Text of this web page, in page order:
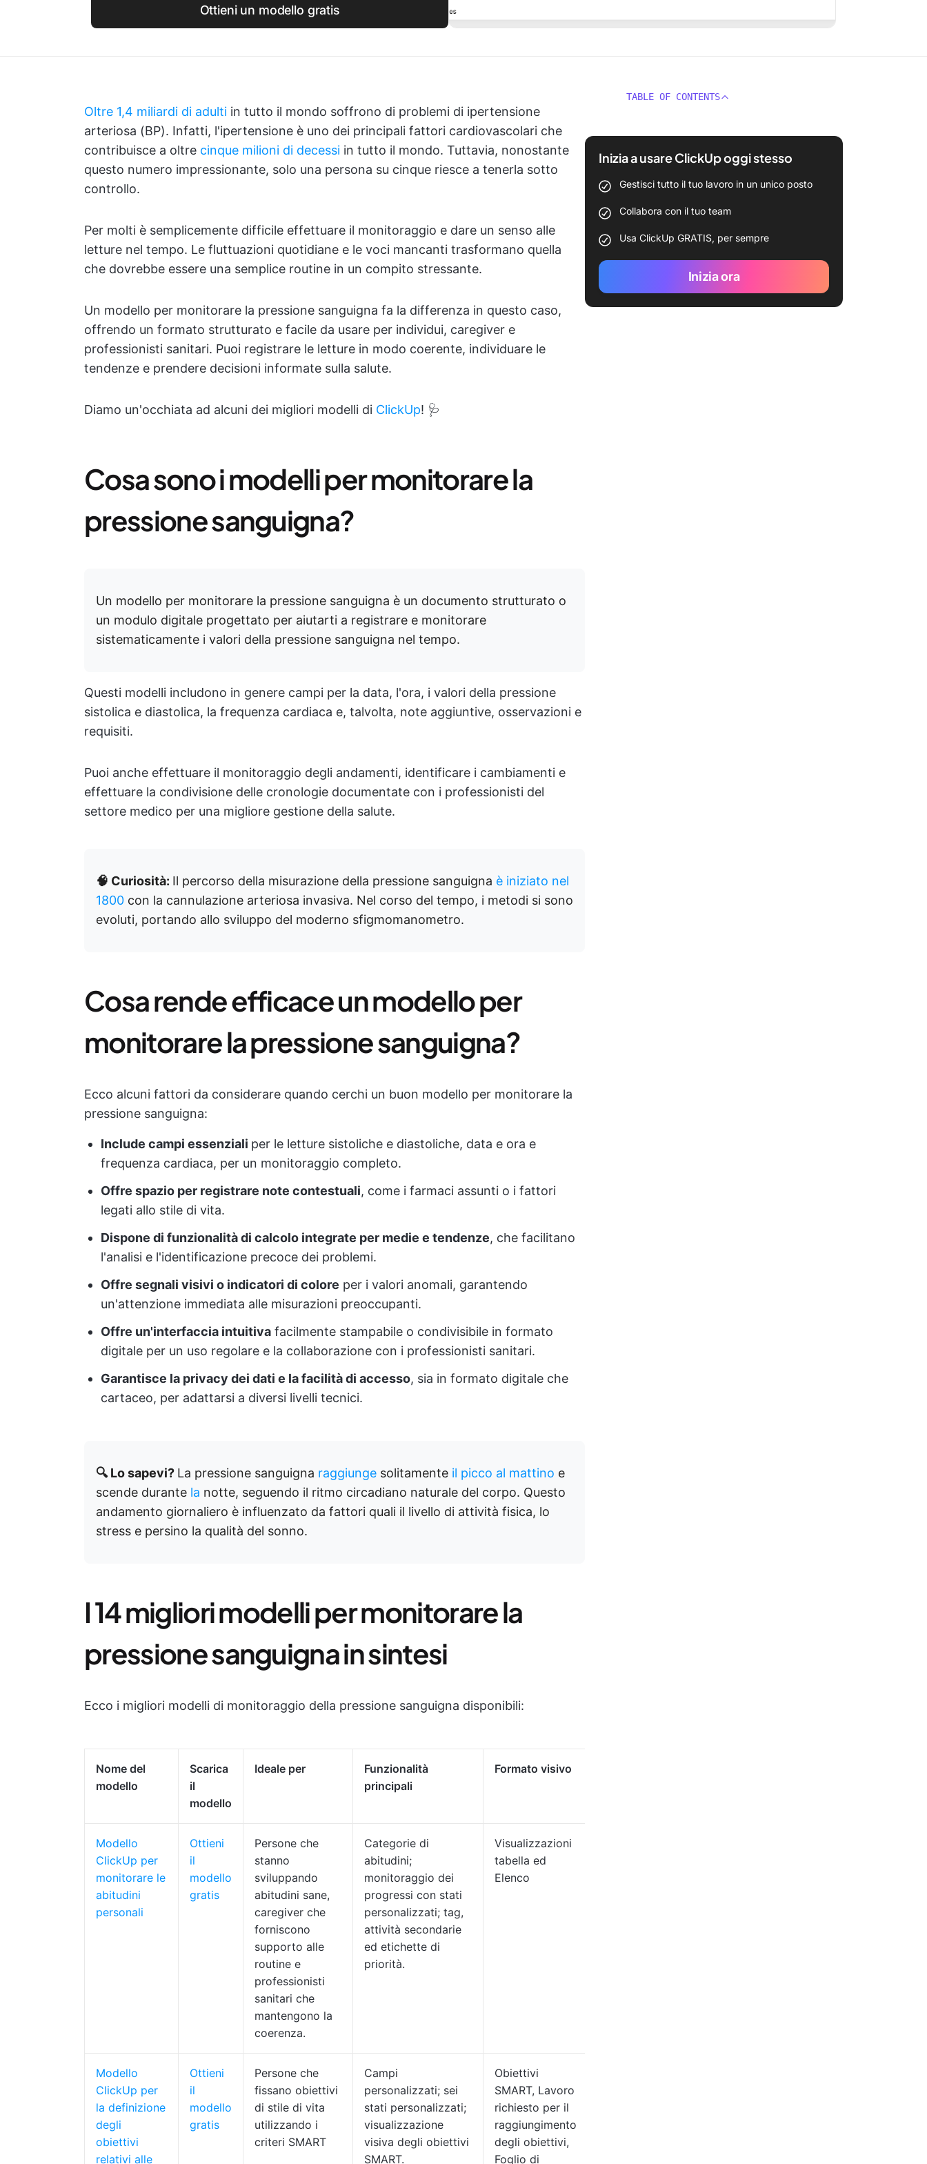
Ottieni un modello gratis
Oltre 1,4 miliardi di adulti in tutto il mondo soffrono di problemi di ipertensione
arteriosa (BP). Infatti, l'ipertensione è uno dei principali fattori cardiovascolari che
contribuisce a oltre cinque milioni di decessi in tutto il mondo. Tuttavia, nonostante
questo numero impressionante, solo una persona su cinque riesce a tenerla sotto
controllo.
Per molti è semplicemente difficile effettuare il monitoraggio e dare un senso alle
letture nel tempo. Le fluttuazioni quotidiane e le voci mancanti trasformano quella
che dovrebbe essere una semplice routine in un compito stressante.
Un modello per monitorare la pressione sanguigna fa la differenza in questo caso,
offrendo un formato strutturato e facile da usare per individui, caregiver e
professionisti sanitari. Puoi registrare le letture in modo coerente, individuare le
tendenze e prendere decisioni informate sulla salute.
Diamo un'occhiata ad alcuni dei migliori modelli di ClickUp! 🩺
Cosa sono i modelli per monitorare la
pressione sanguigna?
Un modello per monitorare la pressione sanguigna è un documento strutturato o
un modulo digitale progettato per aiutarti a registrare e monitorare
sistematicamente i valori della pressione sanguigna nel tempo.
Questi modelli includono in genere campi per la data, l'ora, i valori della pressione
sistolica e diastolica, la frequenza cardiaca e, talvolta, note aggiuntive, osservazioni e
requisiti.
Puoi anche effettuare il monitoraggio degli andamenti, identificare i cambiamenti e
effettuare la condivisione delle cronologie documentate con i professionisti del
settore medico per una migliore gestione della salute.
🧠 Curiosità: Il percorso della misurazione della pressione sanguigna è iniziato nel
1800 con la cannulazione arteriosa invasiva. Nel corso del tempo, i metodi si sono
evoluti, portando allo sviluppo del moderno sfigmomanometro.
Cosa rende efficace un modello per
monitorare la pressione sanguigna?
Ecco alcuni fattori da considerare quando cerchi un buon modello per monitorare la
pressione sanguigna:
Include campi essenziali per le letture sistoliche e diastoliche, data e ora e
frequenza cardiaca, per un monitoraggio completo.
Offre spazio per registrare note contestuali, come i farmaci assunti o i fattori
legati allo stile di vita.
Dispone di funzionalità di calcolo integrate per medie e tendenze, che facilitano
l'analisi e l'identificazione precoce dei problemi.
Offre segnali visivi o indicatori di colore per i valori anomali, garantendo
un'attenzione immediata alle misurazioni preoccupanti.
Offre un'interfaccia intuitiva facilmente stampabile o condivisibile in formato
digitale per un uso regolare e la collaborazione con i professionisti sanitari.
Garantisce la privacy dei dati e la facilità di accesso, sia in formato digitale che
cartaceo, per adattarsi a diversi livelli tecnici.
🔍 Lo sapevi? La pressione sanguigna raggiunge solitamente il picco al mattino e
scende durante la notte, seguendo il ritmo circadiano naturale del corpo. Questo
andamento giornaliero è influenzato da fattori quali il livello di attività fisica, lo
stress e persino la qualità del sonno.
I 14 migliori modelli per monitorare la
pressione sanguigna in sintesi
Ecco i migliori modelli di monitoraggio della pressione sanguigna disponibili:
Nome del
modello
Scarica
il
modello
Ideale per
Funzionalità
principali
Formato visivo
Modello
ClickUp per
monitorare le
abitudini
personali
Ottieni
il
modello
gratis
Persone che
stanno
sviluppando
abitudini sane,
caregiver che
forniscono
supporto alle
routine e
professionisti
sanitari che
mantengono la
coerenza.
Categorie di
abitudini;
monitoraggio dei
progressi con stati
personalizzati; tag,
attività secondarie
ed etichette di
priorità.
Visualizzazioni
tabella ed
Elenco
Modello
ClickUp per
la definizione
degli
obiettivi
relativi alle
Ottieni
il
modello
gratis
Persone che
fissano obiettivi
di stile di vita
utilizzando i
criteri SMART
Campi
personalizzati; sei
stati personalizzati;
visualizzazione
visiva degli obiettivi
SMART.
Obiettivi
SMART, Lavoro
richiesto per il
raggiungimento
degli obiettivi,
Foglio di
TABLE OF CONTENTS
Inizia a usare ClickUp oggi stesso
Gestisci tutto il tuo lavoro in un unico posto
Collabora con il tuo team
Usa ClickUp GRATIS, per sempre
Inizia ora